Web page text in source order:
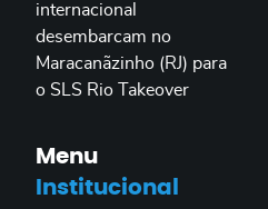
internacional
desembarcam no
Maracanãzinho (RJ) para
o SLS Rio Takeover
Menu
Institucional